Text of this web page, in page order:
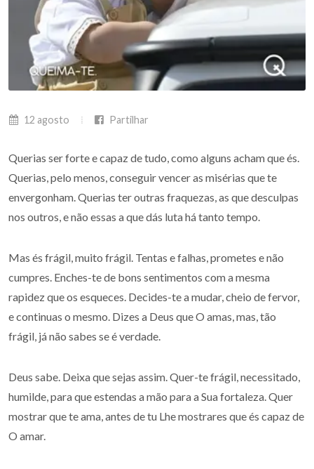
12 agosto Partilhar
Querias ser forte e capaz de tudo, como alguns acham que és.
Querias, pelo menos, conseguir vencer as misérias que te
envergonham. Querias ter outras fraquezas, as que desculpas
nos outros, e não essas a que dás luta há tanto tempo.
Mas és frágil, muito frágil. Tentas e falhas, prometes e não
cumpres. Enches-te de bons sentimentos com a mesma
rapidez que os esqueces. Decides-te a mudar, cheio de fervor,
e continuas o mesmo. Dizes a Deus que O amas, mas, tão
frágil, já não sabes se é verdade.
Deus sabe. Deixa que sejas assim. Quer-te frágil, necessitado,
humilde, para que estendas a mão para a Sua fortaleza. Quer
mostrar que te ama, antes de tu Lhe mostrares que és capaz de
O amar.